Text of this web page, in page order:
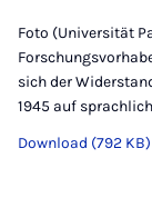
Foto (Universität
sich der
1945 auf
Download (792 KB)